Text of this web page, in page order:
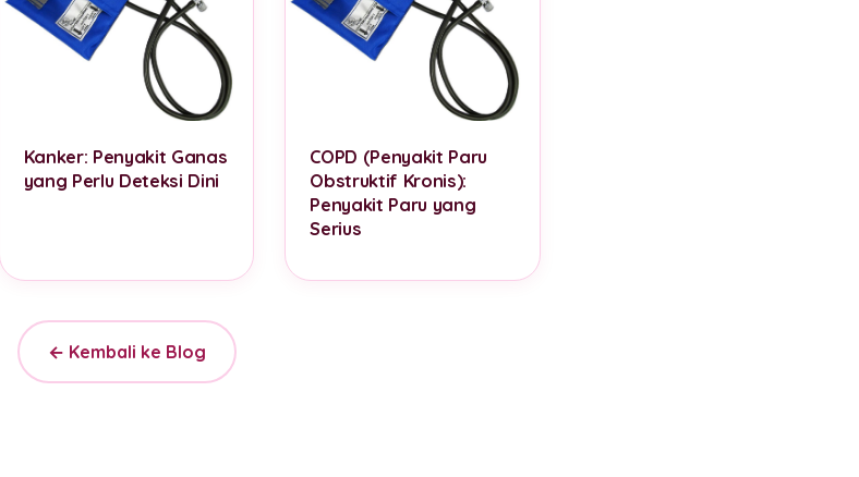
Kanker: Penyakit Ganas
yang Perlu Deteksi Dini
COPD (Penyakit Paru
Obstruktif Kronis):
Penyakit Paru yang
Serius
← Kembali ke Blog